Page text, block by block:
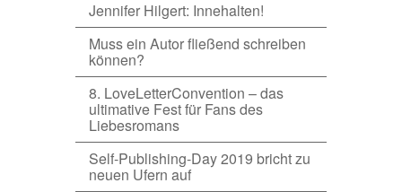
Jennifer Hilgert: Innehalten!
Muss ein Autor fließend schreiben
können?
8. LoveLetterConvention – das
ultimative Fest für Fans des
Liebesromans
Self-Publishing-Day 2019 bricht zu
neuen Ufern auf